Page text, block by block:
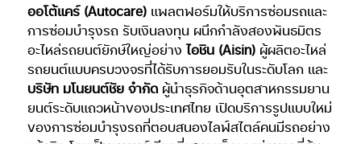
ออโต้แคร์ (Autocare)แพลตฟอร์มให้บริการซ่อมรถและ
การซ่อมบำรุงรถ รับเงินลงทุน ผนึกกำลังสองพันธมิตร
อะไหล่รถยนต์ยักษ์ใหญ่อย่างไอชิน (Aisin)ผู้ผลิตอะไหล่
รถยนต์แบบครบวงจรที่ได้รับการยอมรับในระดับโลก และ
บริษัท มโนยนต์ชัย จำกัดผู้นำธุรกิจด้านอุตสาหกรรมยาน
ยนต์ระดับแถวหน้าของประเทศไทย เปิดบริการรูปแบบใหม่
ของการซ่อมบำรุงรถที่ตอบสนองไลฟ์สไตล์คนมีรถอย่าง